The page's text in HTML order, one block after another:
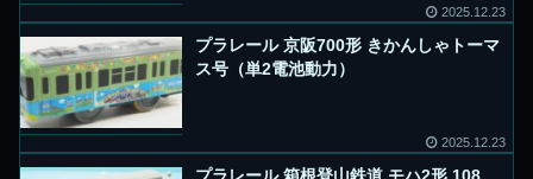
2025.12.23
プラレール 京阪700形 きかんしゃトーマ
ス号（単2電池動力）
2025.12.23